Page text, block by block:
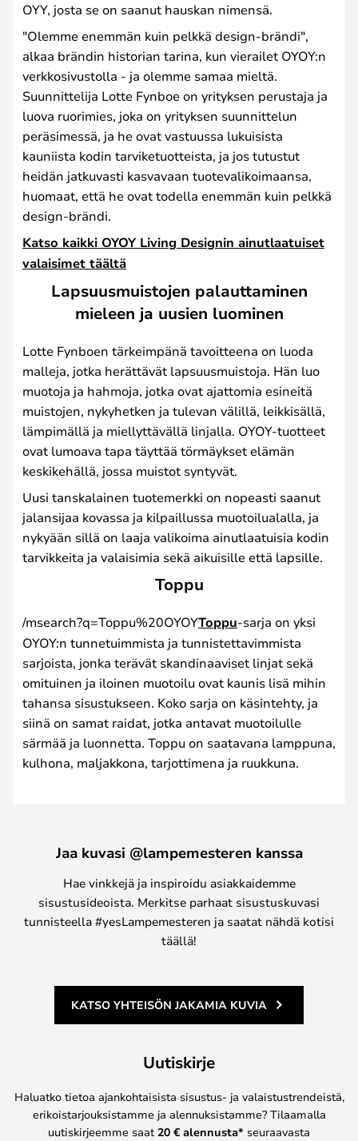
OYY, josta se on saanut hauskan nimensä.
"Olemme enemmän kuin pelkkä design-brändi",
alkaa brändin historian tarina, kun vierailet OYOY:n
verkkosivustolla - ja olemme samaa mieltä.
Suunnittelija Lotte Fynboe on yrityksen perustaja ja
luova ruorimies, joka on yrityksen suunnittelun
peräsimessä, ja he ovat vastuussa lukuisista
kauniista kodin tarviketuotteista, ja jos tutustut
heidän jatkuvasti kasvavaan tuotevalikoimaansa,
huomaat, että he ovat todella enemmän kuin pelkkä
design-brändi.
Katso kaikki OYOY Living Designin ainutlaatuiset
valaisimet täältä
Lapsuusmuistojen palauttaminen
mieleen ja uusien luominen
Lotte Fynboen tärkeimpänä tavoitteena on luoda
malleja, jotka herättävät lapsuusmuistoja. Hän luo
muotoja ja hahmoja, jotka ovat ajattomia esineitä
muistojen, nykyhetken ja tulevan välillä, leikkisällä,
lämpimällä ja miellyttävällä linjalla. OYOY-tuotteet
ovat lumoava tapa täyttää törmäykset elämän
keskikehällä, jossa muistot syntyvät.
Uusi tanskalainen tuotemerkki on nopeasti saanut
jalansijaa kovassa ja kilpaillussa muotoilualalla, ja
nykyään sillä on laaja valikoima ainutlaatuisia kodin
tarvikkeita ja valaisimia sekä aikuisille että lapsille.
Toppu
/msearch?q=Toppu%20OYOYToppu-sarja on yksi
OYOY:n tunnetuimmista ja tunnistettavimmista
sarjoista, jonka terävät skandinaaviset linjat sekä
omituinen ja iloinen muotoilu ovat kaunis lisä mihin
tahansa sisustukseen. Koko sarja on käsintehty, ja
siinä on samat raidat, jotka antavat muotoilulle
särmää ja luonnetta. Toppu on saatavana lamppuna,
kulhona, maljakkona, tarjottimena ja ruukkuna.
Jaa kuvasi @lampemesteren kanssa
Hae vinkkejä ja inspiroidu asiakkaidemme
sisustusideoista. Merkitse parhaat sisustuskuvasi
tunnisteella #yesLampemesteren ja saatat nähdä kotisi
täällä!
KATSO YHTEISÖN JAKAMIA KUVIA
Uutiskirje
Haluatko tietoa ajankohtaisista sisustus- ja valaistustrendeistä,
erikoistarjouksistamme ja alennuksistamme? Tilaamalla
uutiskirjeemme saat20 € alennusta* seuraavasta